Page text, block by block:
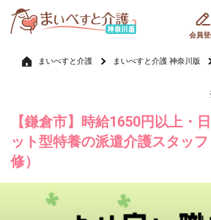
会員
まいべすと介護 まいべすと介護 神奈川版
【鎌倉市】時給1650円以上・
ット型特養の派遣介護スタッ
修）